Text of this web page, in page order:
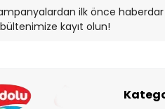
ilk önce
kayıt olun!